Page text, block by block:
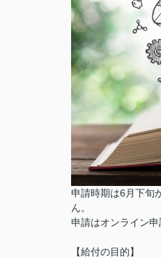
申請時期は6月下旬
ん。
申請はオンライン申
【給付の目的】